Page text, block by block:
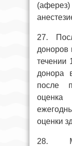
(аферез)
27.
доноров
течении
донора
после
оценки
28.